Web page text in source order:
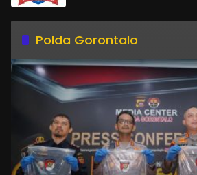
Polda Gorontalo